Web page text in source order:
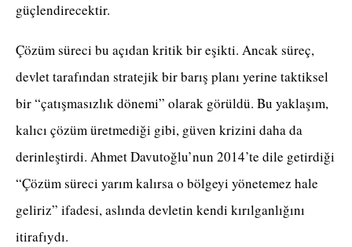
güçlendirecektir.
Çözüm süreci bu açıdan kritik bir eşikti. Ancak süreç,
devlet tarafından stratejik bir barış planı yerine taktiksel
bir “çatışmasızlık dönemi” olarak görüldü. Bu yaklaşım,
kalıcı çözüm üretmediği gibi, güven krizini daha da
derinleştirdi. Ahmet Davutoğlu’nun 2014’te dile getirdiği
“Çözüm süreci yarım kalırsa o bölgeyi yönetemez hale
geliriz” ifadesi, aslında devletin kendi kırılganlığını
itirafıydı.